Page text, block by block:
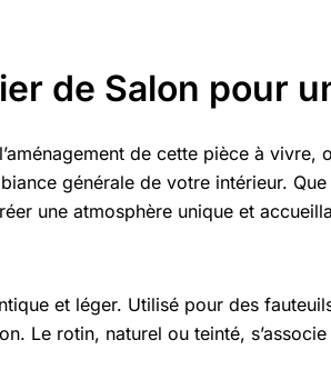
de Salon pour
de cette pièce à
générale de votre intérieur.
une atmosphère unique et
et léger. Utilisé pour des
Le rotin, naturel ou teinté,